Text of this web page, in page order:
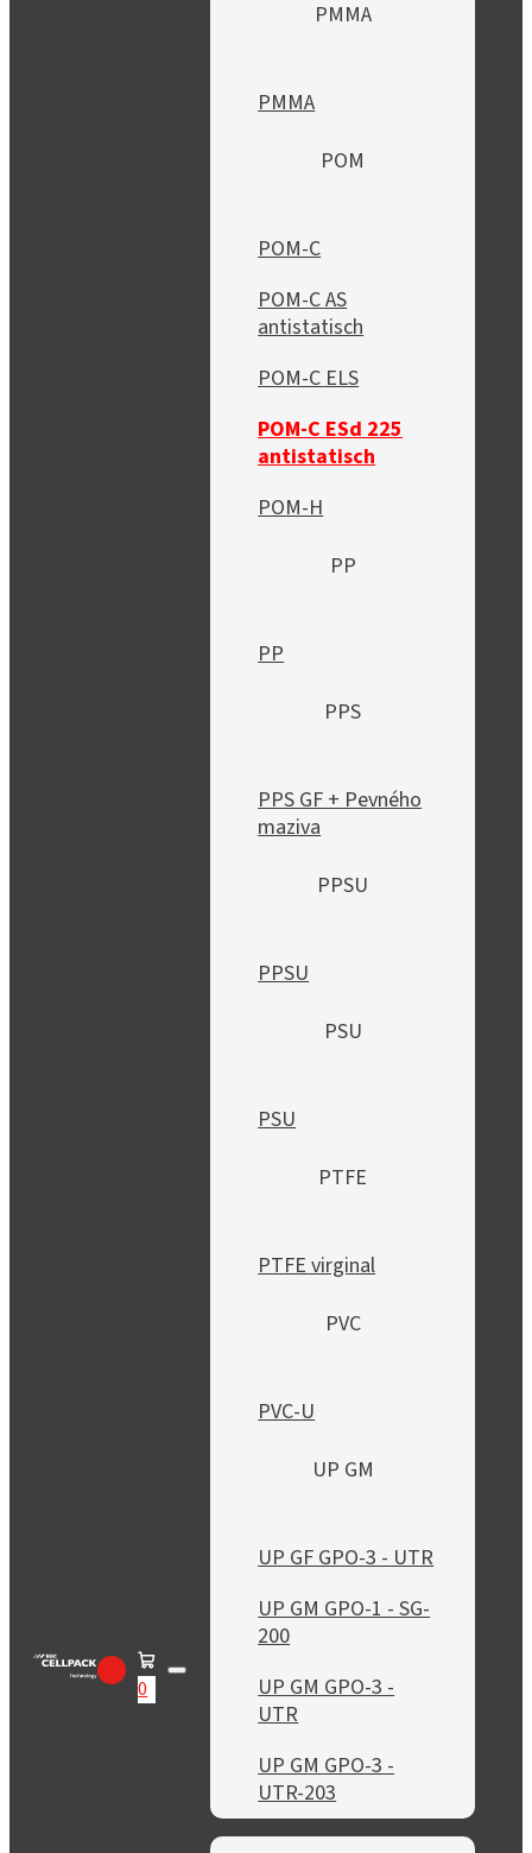
0
PMMA
PMMA
POM
POM-C
POM-C AS
antistatisch
POM-C ELS
POM-C ESd 225
antistatisch
POM-H
PP
PP
PPS
PPS GF + Pevného
maziva
PPSU
PPSU
PSU
PSU
PTFE
PTFE virginal
PVC
PVC-U
UP GM
UP GF GPO-3 - UTR
UP GM GPO-1 - SG-
200
UP GM GPO-3 -
UTR
UP GM GPO-3 -
UTR-203